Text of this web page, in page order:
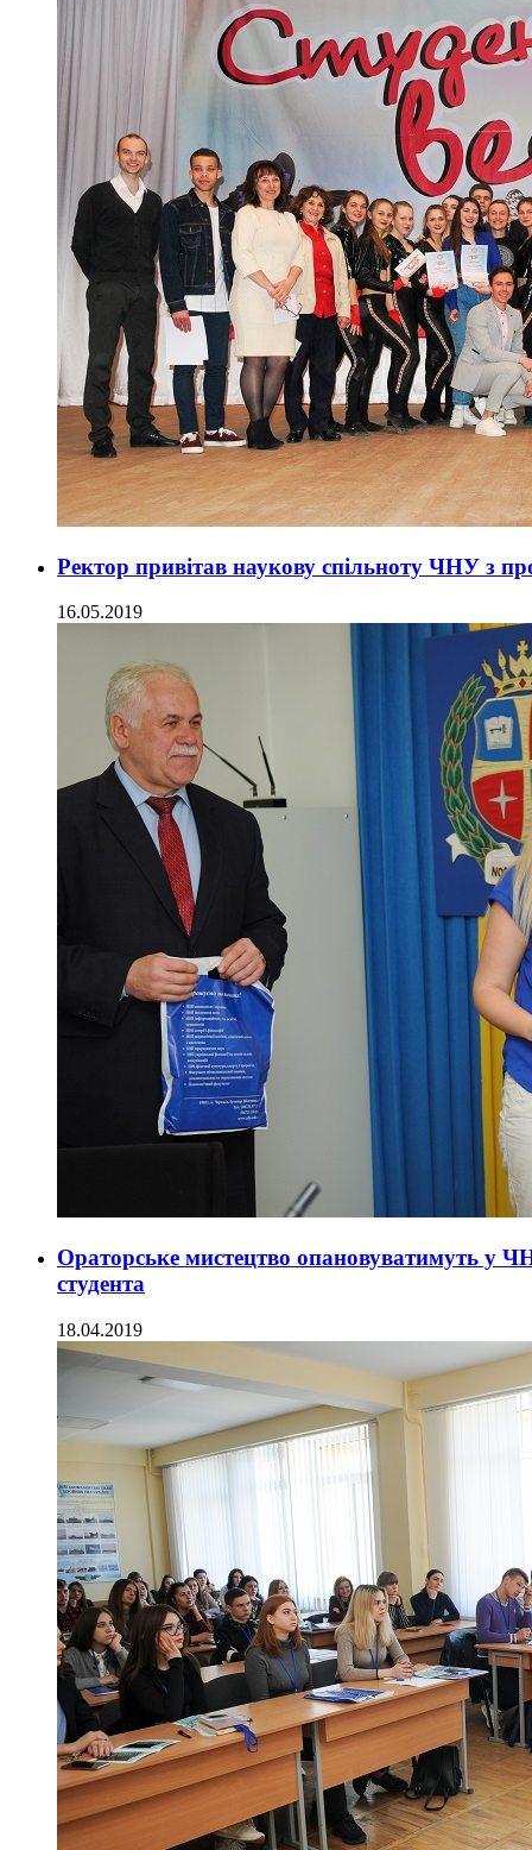
Ректор привітав наукову спільноту ЧНУ з
16.05.2019
Ораторське мистецтво опановуватимуть у
студента
18.04.2019